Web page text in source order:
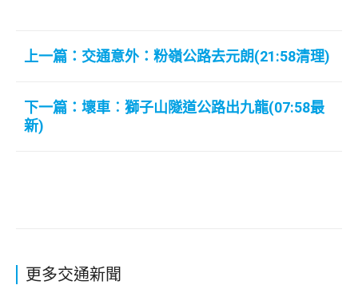
上一篇：交通意外：粉嶺公路去元朗(21:58清理)
下一篇：壞車︰獅子山隧道公路出九龍(07:58最
新)
更多交通新聞